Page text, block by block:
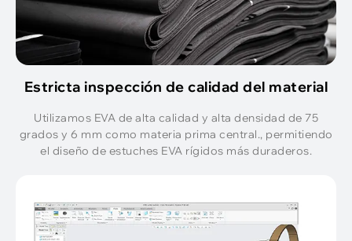
Estricta inspección de calidad del material
Utilizamos EVA de alta calidad y alta densidad de 75
grados y 6 mm como materia prima central., permitiendo
el diseño de estuches EVA rígidos más duraderos.